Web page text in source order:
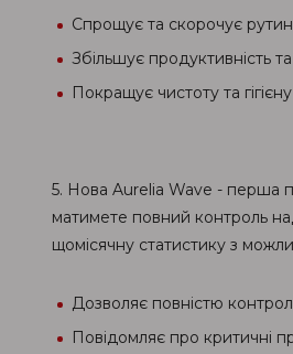
Спрощує та скорочує
Збільшує продуктивність
Покращує чистоту та
5. Нова Aurelia Wave - перша
матимете повний контроль
щомісячну статистику з
Дозволяє повністю
Повідомляє про критичні